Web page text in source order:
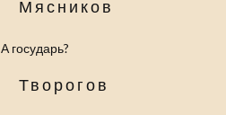
Мясников
А государь?
Творогов